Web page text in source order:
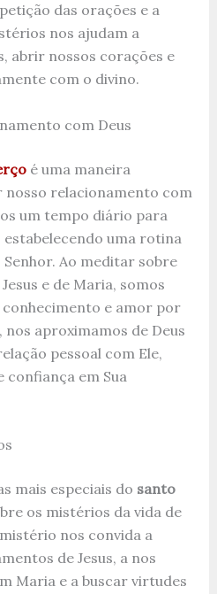
das orações e a
nos ajudam a
abrir nossos corações e
com o divino.
com Deus
é uma maneira
relacionamento com
um tempo diário para
uma rotina
Ao meditar sobre
e de Maria, somos
e amor por
aproximamos de Deus
pessoal com Ele,
em Sua
mais especiais do santo
os mistérios da vida de
nos convida a
de Jesus, a nos
Maria e a buscar virtudes